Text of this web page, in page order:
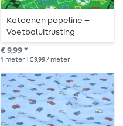
Katoenen popeline –
Voetbaluitrusting
grasgroen
€ 9,99 *
1 meter | € 9,99 / meter